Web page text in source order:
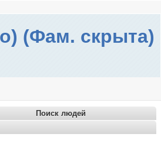
(Фам. скрыта)
Поиск людей